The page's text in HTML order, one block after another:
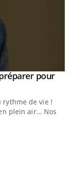
pour
rythme de vie !
plein air… Nos